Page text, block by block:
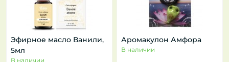
Эфирное масло Ванили,
5мл
В наличии
Аромакулон Амфора
В наличии